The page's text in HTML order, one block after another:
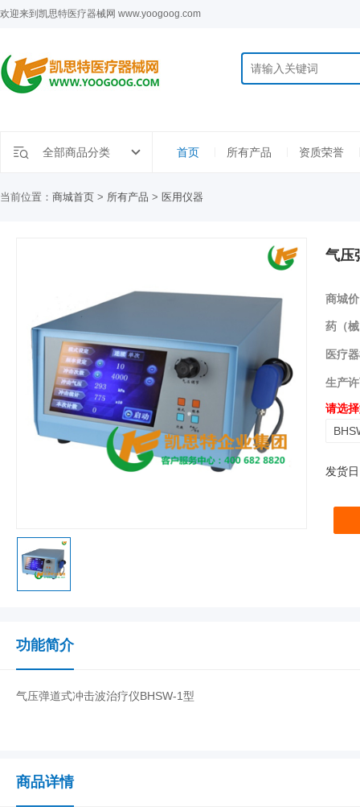
欢迎来到凯思特医疗器械网 www.yoogoog.com
全部商品分类 首页 所有产品 资质荣誉
当前位置： 商城首页 > 所有产品 > 医用仪器
气压
商城
药（
医疗
生产
请选
发货
功能简介
气压弹道式冲击波治疗仪BHSW-1型
商品详情